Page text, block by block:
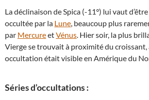
La déclinaison de Spica (-11°) lui vaut
occultée par la Lune , beaucoup plus
par MercureetVénus . Hier soir, la plus
Vierge se trouvait à proximité du croissant,
occultation était visible en Amérique du
Séries d’occultations :